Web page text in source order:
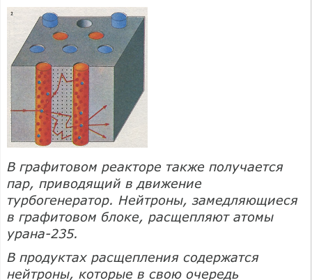
В графитовом реакторе также получается
пар, приводящий в движение
турбогенератор. Нейтроны, замедляющиеся
в графитовом блоке, расщепляют атомы
урана-235.
В продуктах расщепления содержатся
нейтроны, которые в свою очередь